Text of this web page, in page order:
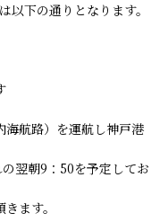
以下の通りとなります。
海航路）を運航し神戸港
翌朝9：50を予定してお
ます。